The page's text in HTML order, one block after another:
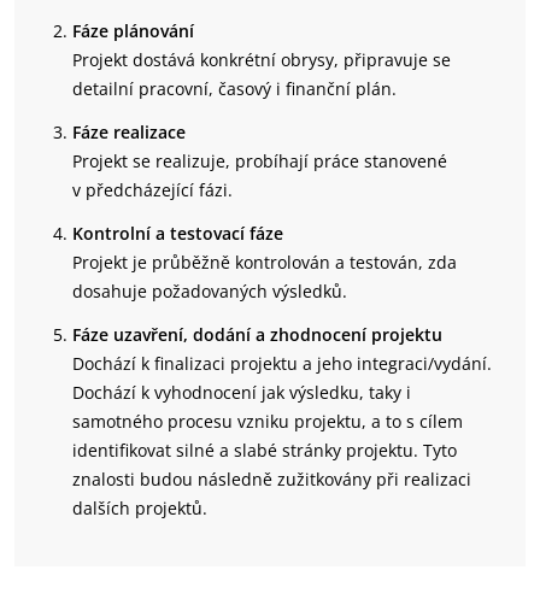
Fáze plánování
Projekt dostává konkrétní obrysy, připravuje se
detailní pracovní, časový i finanční plán.
Fáze realizace
Projekt se realizuje, probíhají práce stanovené
v předcházející fázi.
Kontrolní a testovací fáze
Projekt je průběžně kontrolován a testován, zda
dosahuje požadovaných výsledků.
Fáze uzavření, dodání a zhodnocení projektu
Dochází k finalizaci projektu a jeho integraci/vydání.
Dochází k vyhodnocení jak výsledku, taky i
samotného procesu vzniku projektu, a to s cílem
identifikovat silné a slabé stránky projektu. Tyto
znalosti budou následně zužitkovány při realizaci
dalších projektů.